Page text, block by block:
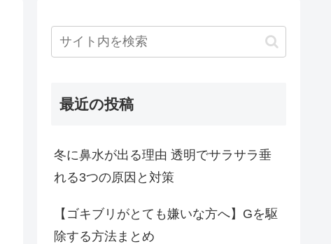
最近の投稿
冬に鼻水が出る理由 透明でサラサラ垂
れる3つの原因と対策
【ゴキブリがとても嫌いな方へ】Gを駆
除する方法まとめ